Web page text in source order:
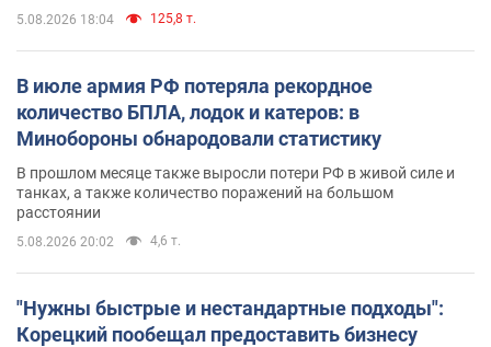
5.08.2026 18:04 125,8 т.
В июле армия РФ потеряла рекордное
количество БПЛА, лодок и катеров: в
Минобороны обнародовали статистику
В прошлом месяце также выросли потери РФ в живой силе и
танках, а также количество поражений на большом
расстоянии
5.08.2026 20:02 4,6 т.
"Нужны быстрые и нестандартные подходы":
Корецкий пообещал предоставить бизнесу